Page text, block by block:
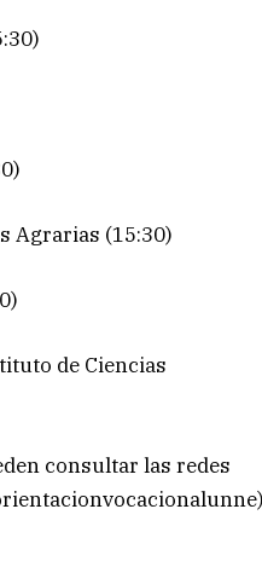
Agrarias (15:30)
de Ciencias
consultar las redes